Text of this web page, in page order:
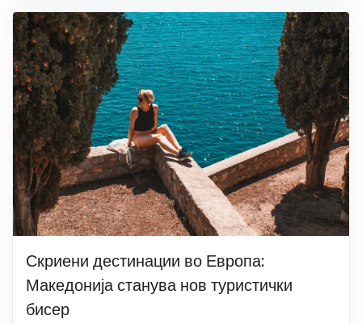
Скриени дестинации во Европа:
Македонија станува нов туристички
бисер